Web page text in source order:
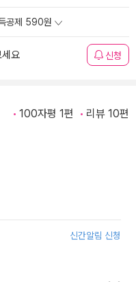
공제 590원
요 신청
100자평 1편 리뷰 10편
신간알림 신청